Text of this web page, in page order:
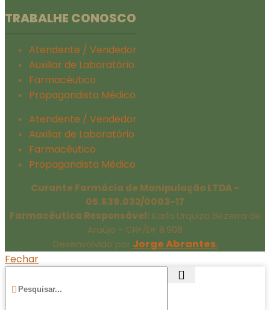
TRABALHE CONOSCO
Atendente / Vendedor
Auxiliar de Laboratório
Farmacêutico
Propagandista Médico
Atendente / Vendedor
Auxiliar de Laboratório
Farmacêutico
Propagandista Médico
Curante Farmácia de Manipulação LTDA -
05.639.032/0003-17
Farmacêutica Responsável: Karla Urquiza Bezerra de
Araújo - CRF/DF 8.908
Desenvolvido por Jorge Abrantes.
Fechar